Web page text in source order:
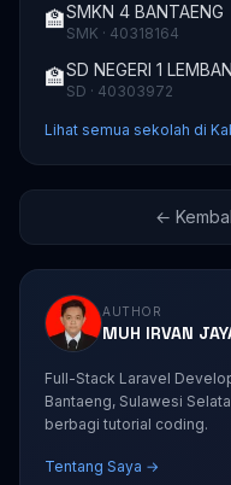
🏫SMKN 4 BANTAENG
SMK · 40318164
🏫SD NEGERI 1
SD · 40303972
Lihat semua sekolah di
←
AUTHOR
MUH IRVAN
Full-Stack Laravel
Bantaeng, Sulawesi
berbagi tutorial coding.
Tentang Saya →